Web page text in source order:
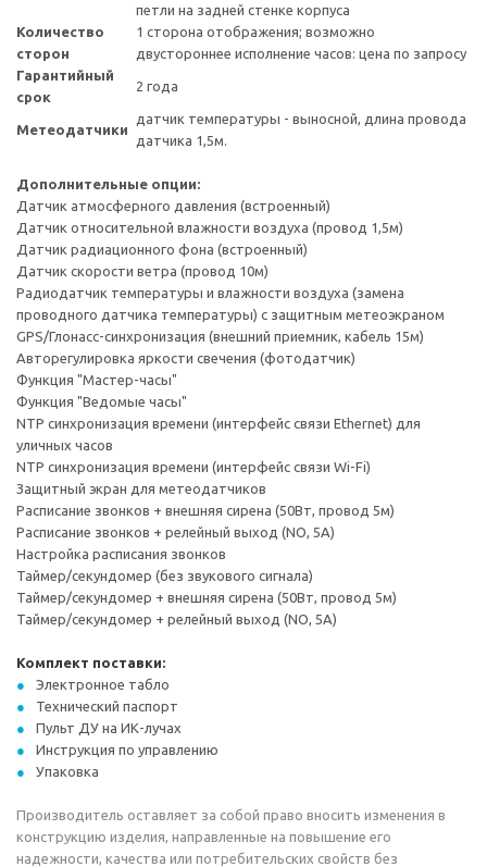
петли на задней стенке корпуса
Количество
сторон
1 сторона отображения; возможно
двустороннее исполнение часов: цена по запросу
Гарантийный
срок
2 года
Метеодатчики
датчик температуры - выносной, длина провода
датчика 1,5м.
Дополнительные опции:
Датчик атмосферного давления (встроенный)
Датчик относительной влажности воздуха (провод 1,5м)
Датчик радиационного фона (встроенный)
Датчик скорости ветра (провод 10м)
Радиодатчик температуры и влажности воздуха (замена
проводного датчика температуры) с защитным метеоэкраном
GPS/Глонасс-синхронизация (внешний приемник, кабель 15м)
Авторегулировка яркости свечения (фотодатчик)
Функция "Мастер-часы"
Функция "Ведомые часы"
NTP синхронизация времени (интерфейс связи Ethernet) для
уличных часов
NTP синхронизация времени (интерфейс связи Wi-Fi)
Защитный экран для метеодатчиков
Расписание звонков + внешняя сирена (50Вт, провод 5м)
Расписание звонков + релейный выход (NO, 5А)
Настройка расписания звонков
Таймер/секундомер (без звукового сигнала)
Таймер/секундомер + внешняя сирена (50Вт, провод 5м)
Таймер/секундомер + релейный выход (NO, 5А)
Комплект поставки:
Электронное табло
Технический паспорт
Пульт ДУ на ИК-лучах
Инструкция по управлению
Упаковка
Производитель оставляет за собой право вносить изменения в
конструкцию изделия, направленные на повышение его
надежности, качества или потребительских свойств без